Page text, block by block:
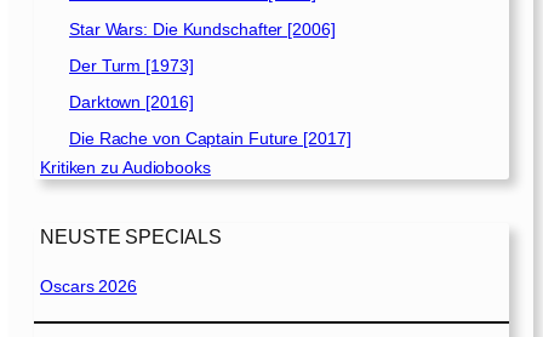
Star Wars: Die Kundschafter [2006]
Der Turm [1973]
Darktown [2016]
Die Rache von Captain Future [2017]
Kritiken zu Audiobooks
NEUSTE SPECIALS
Oscars 2026